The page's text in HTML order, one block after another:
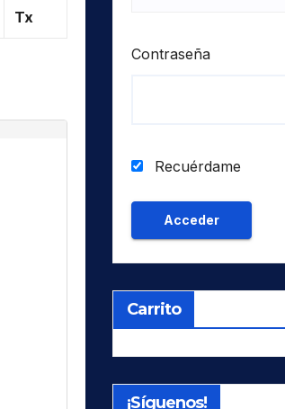
Tx
Contraseña
Recuérdame
Carrito
¡Síguenos!